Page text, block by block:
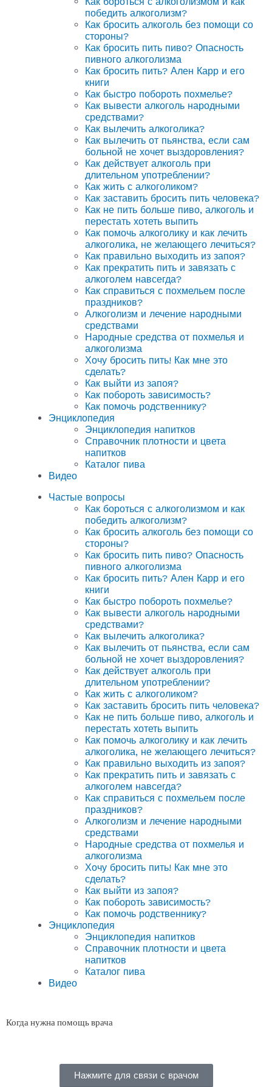
победить алкоголизм?
Как бросить алкоголь без помощи со
стороны?
Как бросить пить пиво? Опасность
пивного алкоголизма
Как бросить пить? Ален Карр и его
книги
Как быстро побороть похмелье?
Как вывести алкоголь народными
средствами?
Как вылечить алкоголика?
Как вылечить от пьянства, если сам
больной не хочет выздоровления?
Как действует алкоголь при
длительном употреблении?
Как жить с алкоголиком?
Как заставить бросить пить человека?
Как не пить больше пиво, алкоголь и
перестать хотеть выпить
Как помочь алкоголику и как лечить
алкоголика, не желающего лечиться?
Как правильно выходить из запоя?
Как прекратить пить и завязать с
алкоголем навсегда?
Как справиться с похмельем после
праздников?
Алкоголизм и лечение народными
средствами
Народные средства от похмелья и
алкоголизма
Хочу бросить пить! Как мне это
сделать?
Как выйти из запоя?
Как побороть зависимость?
Как помочь родственнику?
Энциклопедия
Энциклопедия напитков
Справочник плотности и цвета
напитков
Каталог пива
Видео
Частые вопросы
Как бороться с алкоголизмом и как
победить алкоголизм?
Как бросить алкоголь без помощи со
стороны?
Как бросить пить пиво? Опасность
пивного алкоголизма
Как бросить пить? Ален Карр и его
книги
Как быстро побороть похмелье?
Как вывести алкоголь народными
средствами?
Как вылечить алкоголика?
Как вылечить от пьянства, если сам
больной не хочет выздоровления?
Как действует алкоголь при
длительном употреблении?
Как жить с алкоголиком?
Как заставить бросить пить человека?
Как не пить больше пиво, алкоголь и
перестать хотеть выпить
Как помочь алкоголику и как лечить
алкоголика, не желающего лечиться?
Как правильно выходить из запоя?
Как прекратить пить и завязать с
алкоголем навсегда?
Как справиться с похмельем после
праздников?
Алкоголизм и лечение народными
средствами
Народные средства от похмелья и
алкоголизма
Хочу бросить пить! Как мне это
сделать?
Как выйти из запоя?
Как побороть зависимость?
Как помочь родственнику?
Энциклопедия
Энциклопедия напитков
Справочник плотности и цвета
напитков
Каталог пива
Видео
Когда нужна помощь врача
Нажмите для связи с врачом